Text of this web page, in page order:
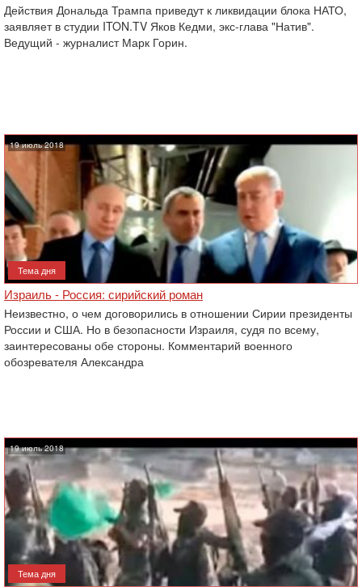
Действия Дональда Трампа приведут к ликвидации блока НАТО,
заявляет в студии ITON.TV Яков Кедми, экс-глава "Натив".
Ведущий - журналист Марк Горин.
19 июль 2018
Тема дня
Израиль - Россия: сирийский роман
Неизвестно, о чем договорились в отношении Сирии президенты
России и США. Но в безопасности Израиля, судя по всему,
заинтересованы ‎обе стороны. Комментарий военного
обозревателя Александра
19 июль 2018
Тема дня